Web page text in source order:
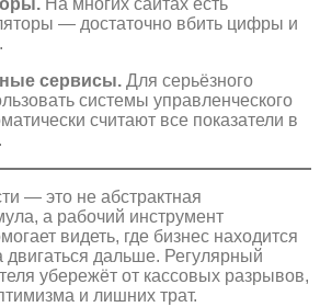
На многих сайтах есть
— достаточно вбить цифры и
сервисы. Для серьёзного
системы управленческого
считают все показатели в
— это не абстрактная
а рабочий инструмент
видеть, где бизнес находится
двигаться дальше. Регулярный
убережёт от кассовых разрывов,
и лишних трат.